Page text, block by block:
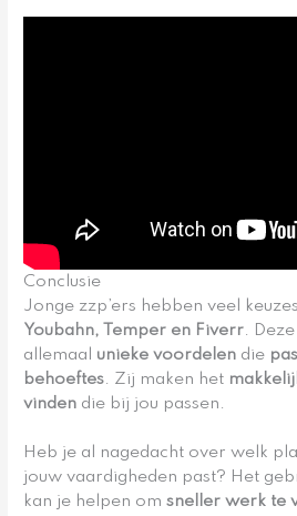
Conclusie
Jonge zzp’ers hebben veel
Youbahn, Temper en Fiverr.
allemaal unieke voordelen die
behoeftes. Zij maken het
vinden die bij jou passen.
Heb je al nagedacht over welk
jouw vaardigheden past? Het
kan je helpen omsneller werk te